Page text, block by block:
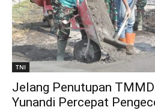
TNI
Jelang Penutupan
Yunandi Percepat